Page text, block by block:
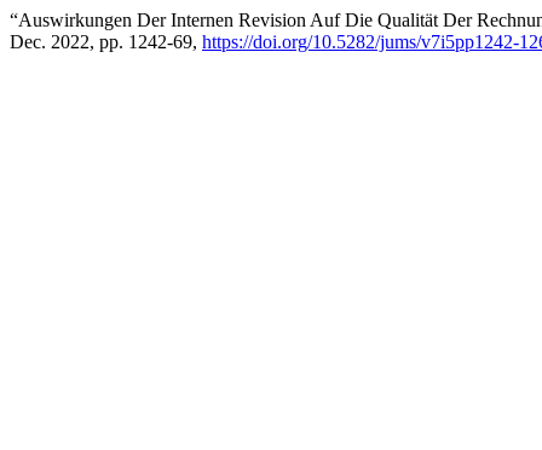
“Auswirkungen Der Internen Revision Auf Die Qualität Der
Dec. 2022, pp. 1242-69, https://doi.org/10.5282/jums/v7i5pp1242-